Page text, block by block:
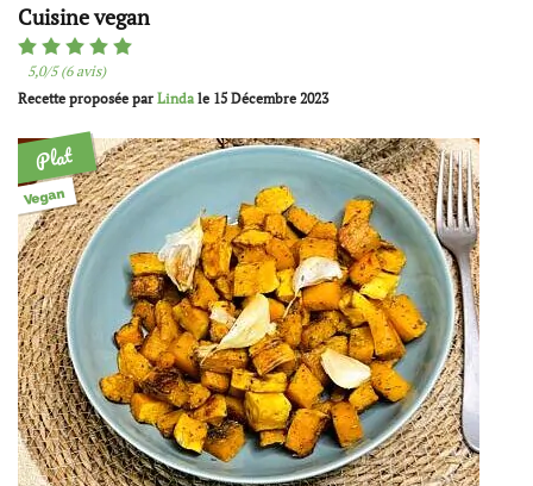
Cuisine vegan
5,0/5 (6 avis)
Recette proposée par Linda le 15 Décembre 2023
Plat
Vegan